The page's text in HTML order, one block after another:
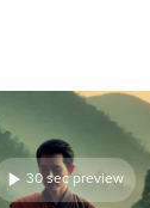
30 sec preview